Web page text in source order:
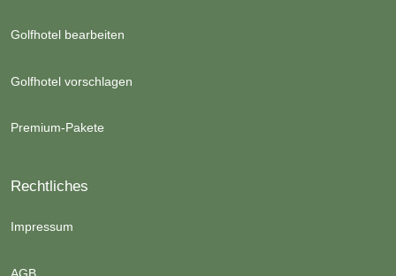
Golfhotel bearbeiten
Golfhotel vorschlagen
Premium-Pakete
Rechtliches
Impressum